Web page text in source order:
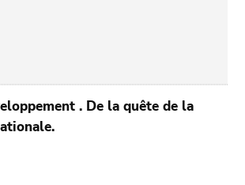
. De la quête de la